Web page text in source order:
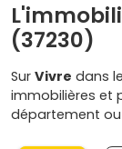
(37230)
Sur Vivre dans le
immobilières et
département ou